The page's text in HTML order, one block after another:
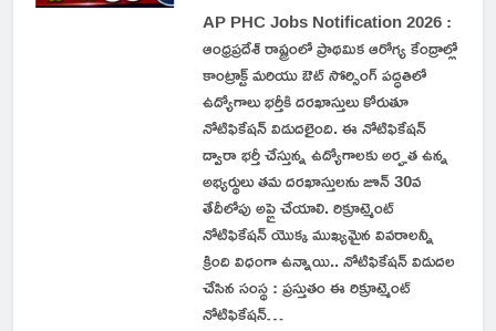
AP PHC Jobs Notification 2026 :
ఆంధ్రప్రదేశ్ రాష్ట్రంలో ప్రాథమిక ఆరోగ్య కేంద్రాల్లో
కాంట్రాక్ట్ మరియు ఔట్ సోర్సింగ్ పద్ధతిలో
ఉద్యోగాలు భర్తీకి దరఖాస్తులు కోరుతూ
నోటిఫికేషన్ విడుదలైంది. ఈ నోటిఫికేషన్
ద్వారా భర్తీ చేస్తున్న ఉద్యోగాలకు అర్హత ఉన్న
అభ్యర్థులు తమ దరఖాస్తులను జూన్ 30వ
తేదీలోపు అప్లై చేయాలి. రిక్రూట్మెంట్
నోటిఫికేషన్ యొక్క ముఖ్యమైన వివరాలన్నీ
క్రింది విధంగా ఉన్నాయి.. నోటిఫికేషన్ విడుదల
చేసిన సంస్థ : ప్రస్తుతం ఈ రిక్రూట్మెంట్
నోటిఫికేషన్…